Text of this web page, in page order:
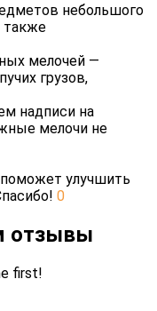
небольшого
также
мелочей —
грузов,
надписи на
мелочи не
улучшить
0
отзывы
first!